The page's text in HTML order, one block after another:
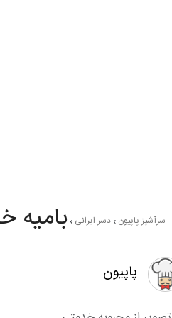
سرآشپز پاپیون دسر ایرانی بامیه
پاپیون